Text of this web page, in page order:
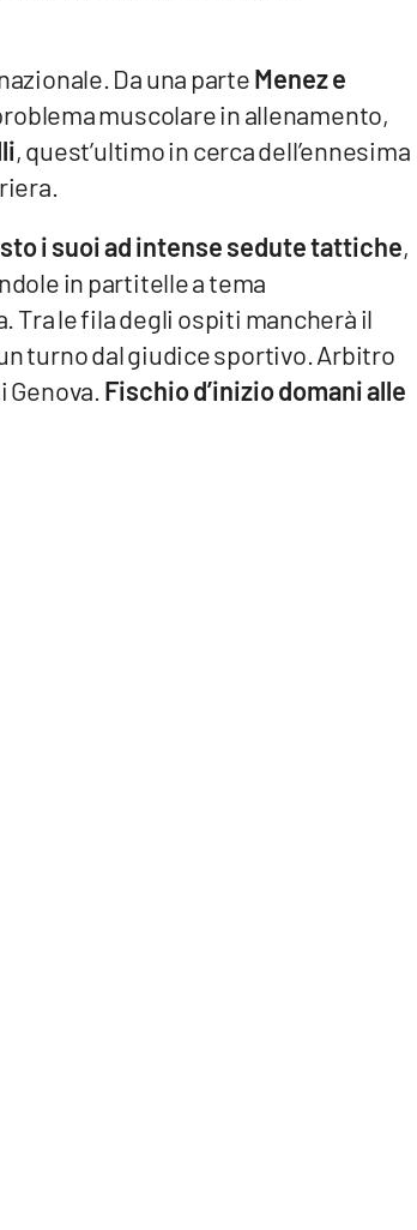
Da una parteMenez e
muscolare in allenamento,
, quest’ultimo in cerca dell’ennesima
i suoi ad intense sedute tattiche,
in partitelle a tema
Tra le fila degli ospiti mancherà il
turno dal giudice sportivo. Arbitro
Fischio d’inizio domani alle